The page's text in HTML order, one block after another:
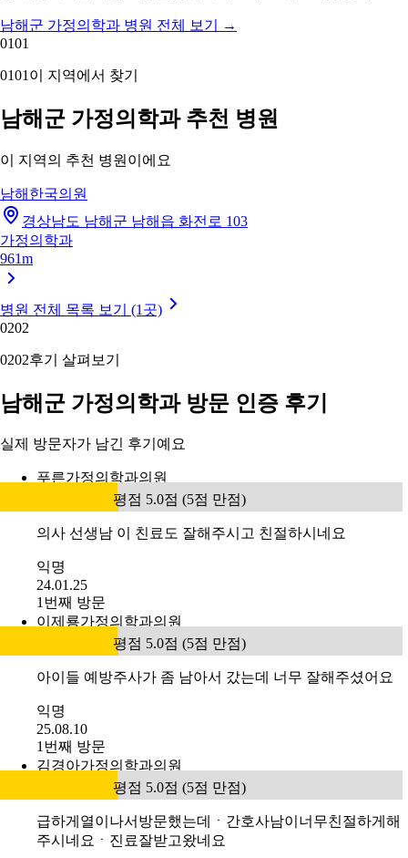
남해군 가정의학과 병원 전체 보기
→
0101
0101 이 지역에서 찾기
남해군 가정의학과 추천 병원
이 지역의 추천 병원이에요
남해한국의원
경상남도 남해군 남해읍 화전로 103
가정의학과
961m
병원 전체 목록 보기 (1곳)
0202
0202후기 살펴보기
남해군 가정의학과 방문 인증 후기
실제 방문자가 남긴 후기예요
푸른가정의학과의원
평점 5.0점 (5점 만점)
의사 선생남 이 친료도 잘해주시고 친절하시네요
익명
24.01.25
1번째 방문
이제룡가정의학과의원
평점 5.0점 (5점 만점)
아이들 예방주사가 좀 남아서 갔는데 너무 잘해주셨어요
익명
25.08.10
1번째 방문
김경아가정의학과의원
평점 5.0점 (5점 만점)
급하게열이나서방문했는데ㆍ간호사남이너무친절하게해
주시네요ㆍ진료잘받고왔네요